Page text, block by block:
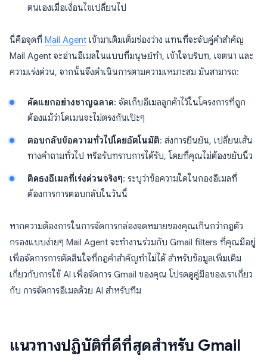
ตนเองเมื่อเงื่อนไขเปลี่ยนไป
นี่คือจุดที่ Mail Agent เข้ามาเติมเต็มช่องว่าง แทนที่จะจับคู่คำสำคัญ
Mail Agent จะอ่านอีเมลในแบบที่มนุษย์ทำ, เข้าใจบริบท, เจตนา และ
ความเร่งด่วน, จากนั้นจึงดำเนินการตามความเหมาะสม มันสามารถ:
คัดแยกอย่างชาญฉลาด: จัดเก็บอีเมลลูกค้าไว้ในโครงการที่ถูก
ต้องแม้ว่าโดเมนจะไม่ตรงกันเป๊ะๆ
ตอบกลับข้อความทั่วไปโดยอัตโนมัติ: ส่งการยืนยัน, เปลี่ยนเส้น
ทางคำถามทั่วไป หรือรับทราบการได้รับ, โดยที่คุณไม่ต้องขยับนิ้ว
ติดธงอีเมลที่เร่งด่วนจริงๆ: ระบุว่าข้อความใดในกองอีเมลที่
ต้องการการตอบกลับในวันนี้
หากความต้องการในการจัดการกล่องจดหมายของคุณเกินกว่ากฎตัว
กรองแบบง่ายๆ Mail Agent จะทำงานร่วมกับ Gmail filters ที่คุณมีอยู่
เพื่อจัดการการตัดสินใจที่กฎคำสำคัญทำไม่ได้ สำหรับข้อมูลเพิ่มเติม
เกี่ยวกับการใช้ AI เพื่อจัดการ Gmail ของคุณ โปรดดูคู่มือของเราเกี่ยว
กับ การจัดการอีเมลด้วย AI สำหรับทีม
แนวทางปฏิบัติที่ดีที่สุดสำหรับ Gmail